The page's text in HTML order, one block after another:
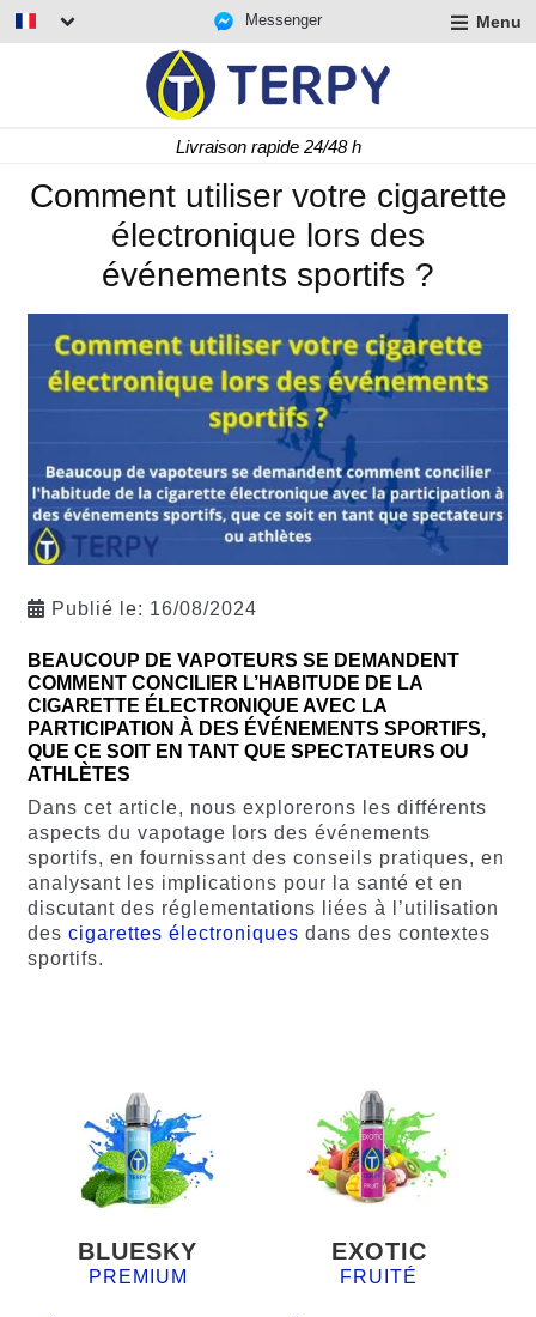
Messenger Menu
Livraison rapide 24/48 h
Comment utiliser votre cigarette
électronique lors des
événements sportifs ?
Publié le: 16/08/2024
BEAUCOUP DE VAPOTEURS SE DEMANDENT
COMMENT CONCILIER L’HABITUDE DE LA
CIGARETTE ÉLECTRONIQUE AVEC LA
PARTICIPATION À DES ÉVÉNEMENTS SPORTIFS,
QUE CE SOIT EN TANT QUE SPECTATEURS OU
ATHLÈTES
Dans cet article, nous explorerons les différents
aspects du vapotage lors des événements
sportifs, en fournissant des conseils pratiques, en
analysant les implications pour la santé et en
discutant des réglementations liées à l’utilisation
des cigarettes électroniques dans des contextes
sportifs.
BLUESKY
PREMIUM
EXOTIC
FRUITÉ